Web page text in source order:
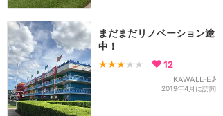
まだまだリノベーション途
中！
★★★ ★★ 12
KAWALL-E♪
2019年4月に訪問